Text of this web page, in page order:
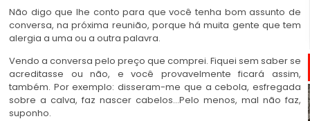
Não digo que lhe conto para que você tenha bom assunto de
conversa, na próxima reunião, porque há muita gente que tem
alergia a uma ou a outra palavra.
Vendo a conversa pelo preço que comprei. Fiquei sem saber se
acreditasse ou não, e você provavelmente ficará assim,
também. Por exemplo: disseram-me que a cebola, esfregada
sobre a calva, faz nascer cabelos…Pelo menos, mal não faz,
suponho.